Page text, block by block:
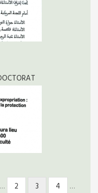
… Page
2
Page
3 Page
4
…